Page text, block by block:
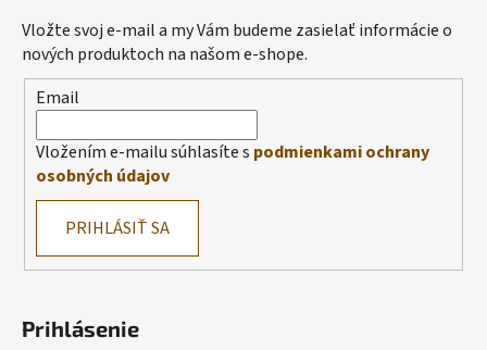
Vložte svoj e-mail a my Vám budeme zasielať informácie o
nových produktoch na našom e-shope.
Email
Vložením e-mailu súhlasíte s podmienkami ochrany
osobných údajov
PRIHLÁSIŤ SA
Prihlásenie